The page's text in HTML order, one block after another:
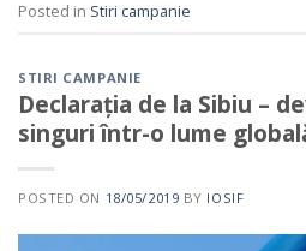
Posted in Stiri campanie
STIRI CAMPANIE
Declarația de la Sibiu –
singuri într-o lume
POSTED ON 18/05/2019 BY IOSIF